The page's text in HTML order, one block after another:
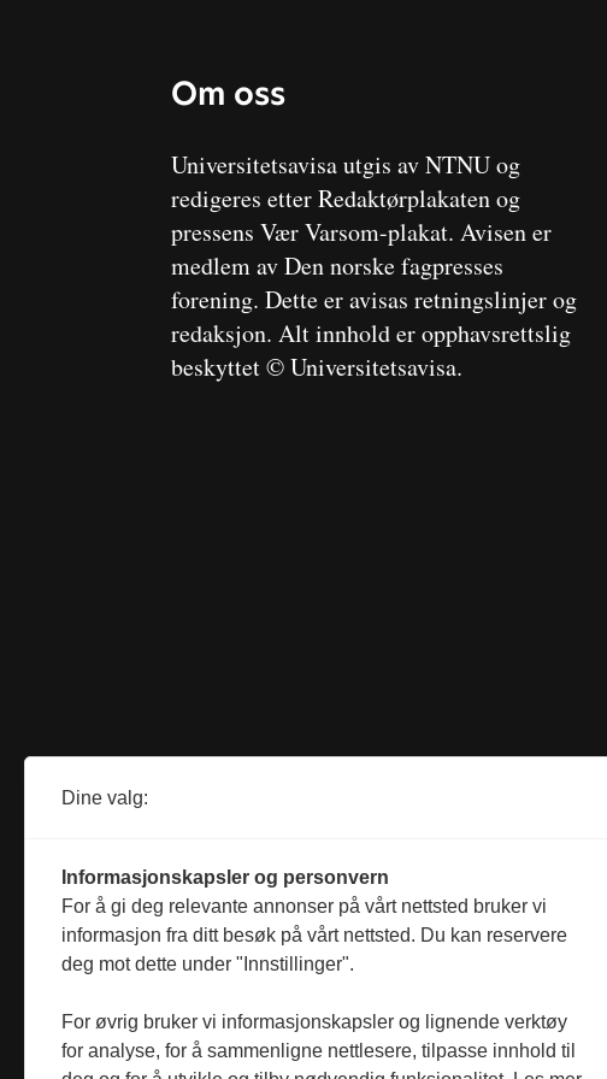
Om oss
Universitetsavisa utgis av NTNU og
redigeres etter Redaktørplakaten og
pressens Vær Varsom-plakat. Avisen er
medlem av Den norske fagpresses
forening. Dette er avisas retningslinjer og
redaksjon. Alt innhold er opphavsrettslig
beskyttet © Universitetsavisa.
Dine valg:
Informasjonskapsler og personvern
For å gi deg relevante annonser på vårt nettsted bruker vi
informasjon fra ditt besøk på vårt nettsted. Du kan reservere
deg mot dette under "Innstillinger".
For øvrig bruker vi informasjonskapsler og lignende verktøy
for analyse, for å sammenligne nettlesere, tilpasse innhold til